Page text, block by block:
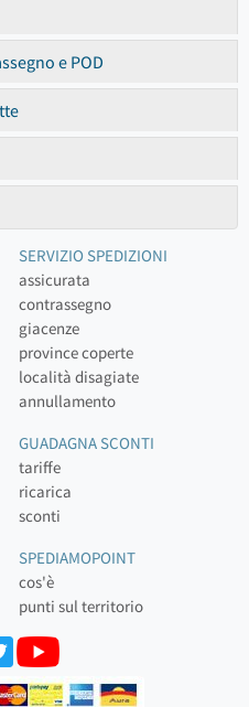
e POD
SERVIZIO SPEDIZIONI
assicurata
contrassegno
giacenze
province coperte
località disagiate
annullamento
GUADAGNA SCONTI
tariffe
ricarica
sconti
SPEDIAMOPOINT
cos'è
punti sul territorio